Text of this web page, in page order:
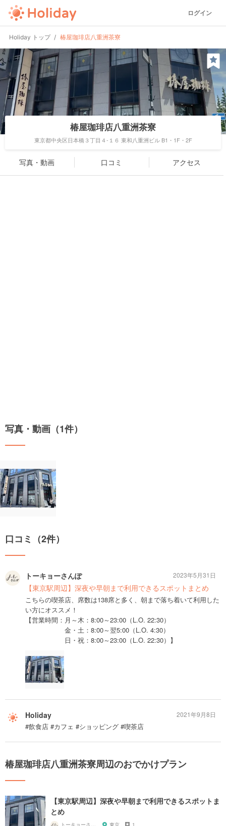
ログイン
Holiday トップ 椿屋珈琲店八重洲茶寮
椿屋珈琲店八重洲茶寮
東京都中央区日本橋３丁目４-１６ 東和八重洲ビル B1・1F・2F
写真・動画 口コミ アクセス
写真・動画（1件）
口コミ（2件）
トーキョーさんぽ
【東京駅周辺】深夜や早朝まで利用できるスポットまとめ
こちらの喫茶店、席数は138席と多く、朝まで落ち着いて利用した
い方にオススメ！
【営業時間：月～木：8:00～23:00（L.O. 22:30）
金・土：8:00～翌5:00（L.O. 4:30）
日・祝：8:00～23:00（L.O. 22:30）】
2023年5月31日
Holiday
#飲食店 #カフェ #ショッピング #喫茶店
2021年9月8日
椿屋珈琲店八重洲茶寮周辺のおでかけプラン
【東京駅周辺】深夜や早朝まで利用できるスポットま
とめ